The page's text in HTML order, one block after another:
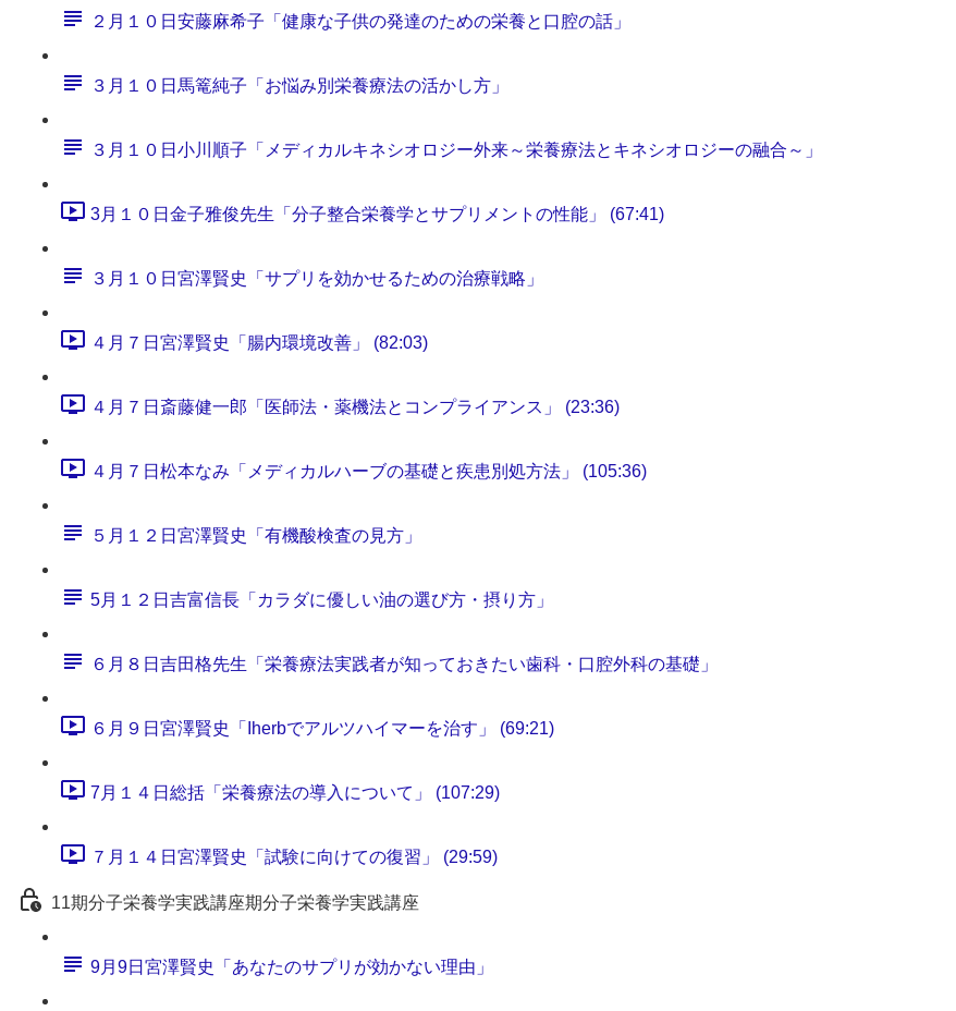
２月１０日安藤麻希子「健康な子供の発達のための栄養と口腔の話」
３月１０日馬篭純子「お悩み別栄養療法の活かし方」
３月１０日小川順子「メディカルキネシオロジー外来～栄養療法とキネシオロジーの融合～」
3月１０日金子雅俊先生「分子整合栄養学とサプリメントの性能」 (67:41)
３月１０日宮澤賢史「サプリを効かせるための治療戦略」
４月７日宮澤賢史「腸内環境改善」 (82:03)
４月７日斎藤健一郎「医師法・薬機法とコンプライアンス」 (23:36)
４月７日松本なみ「メディカルハーブの基礎と疾患別処方法」 (105:36)
５月１２日宮澤賢史「有機酸検査の見方」
5月１２日吉富信長「カラダに優しい油の選び方・摂り方」
６月８日吉田格先生「栄養療法実践者が知っておきたい歯科・口腔外科の基礎」
６月９日宮澤賢史「Iherbでアルツハイマーを治す」 (69:21)
7月１４日総括「栄養療法の導入について」 (107:29)
７月１４日宮澤賢史「試験に向けての復習」 (29:59)
11期分子栄養学実践講座期分子栄養学実践講座
9月9日宮澤賢史「あなたのサプリが効かない理由」